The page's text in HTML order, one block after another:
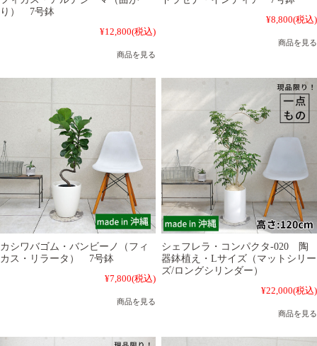
り） 7号鉢
¥12,800(税込)
商品を見る
¥8,800(税込)
商品を見る
カシワバゴム・バンビーノ（フィ
カス・リラータ） 7号鉢
¥7,800(税込)
商品を見る
シェフレラ・コンパクタ-020 陶
器鉢植え・Lサイズ（マットシリー
ズ/ロングシリンダー）
¥22,000(税込)
商品を見る